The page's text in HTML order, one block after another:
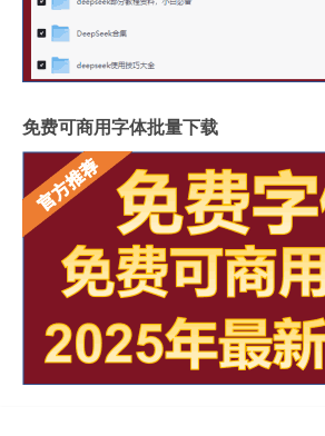
免费可商用字体批量下载